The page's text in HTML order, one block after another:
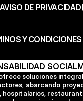
Y
SOCIAL
soluciones
abarcando
hospitalarios,
AVISO DE PRIVACIDAD